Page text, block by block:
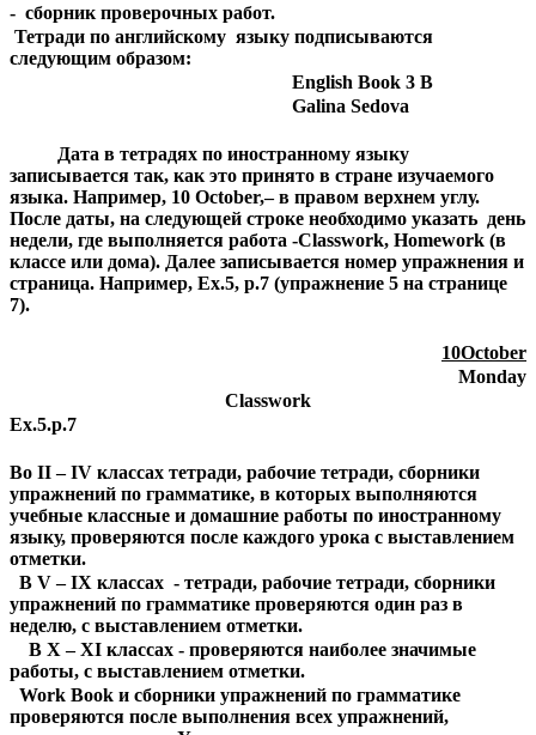
- сборник проверочных работ.
Тетради по английскому языку подписываются
следующим образом:
English Book 3 В
Galina Sedova
Дата в тетрадях по иностранному языку
записывается так, как это принято в стране изучаемого
языка. Например, 10 Oсtober,– в правом верхнем углу.
После даты, на следующей строке необходимо указать день
недели, где выполняется работа -Classwork, Homework (в
классе или дома). Далее записывается номер упражнения и
страница. Например, Ex.5, р.7 (упражнение 5 на странице
7).
10October
Monday
Classwork
Ex.5.p.7
Во II – IV классах тетради, рабочие тетради, сборники
упражнений по грамматике, в которых выполняются
учебные классные и домашние работы по иностранному
языку, проверяются после каждого урока с выставлением
отметки.
В V – IX классах - тетради, рабочие тетради, сборники
упражнений по грамматике проверяются один раз в
неделю, с выставлением отметки.
В X – XI классах - проверяются наиболее значимые
работы, с выставлением отметки.
Work Book и сборники упражнений по грамматике
проверяются после выполнения всех упражнений,